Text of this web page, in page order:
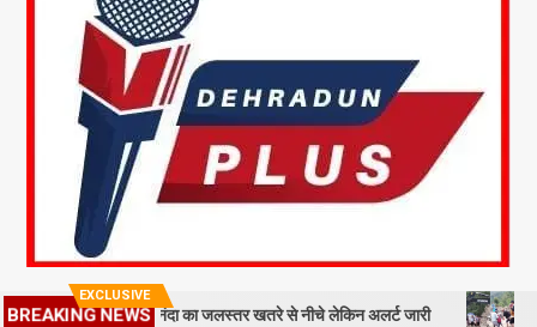
EXCLUSIVE
BREAKING NEWS
श्रीनगर में अलकनंदा का जलस्तर खतरे से नीचे लेकिन अलर्ट जारी 26 साल